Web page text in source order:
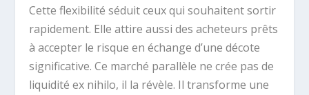
Cette flexibilité séduit ceux qui souhaitent sortir
rapidement. Elle attire aussi des acheteurs prêts
à accepter le risque en échange d’une décote
significative. Ce marché parallèle ne crée pas de
liquidité ex nihilo, il la révèle. Il transforme une